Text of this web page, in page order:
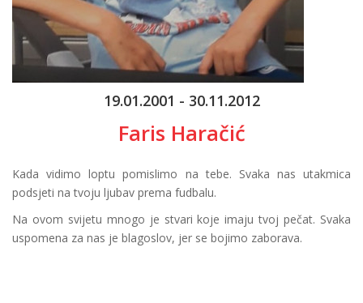
19.01.2001 - 30.11.2012
Faris Haračić
Kada vidimo loptu pomislimo na tebe. Svaka nas utakmica
podsjeti na tvoju ljubav prema fudbalu.
Na ovom svijetu mnogo je stvari koje imaju tvoj pečat. Svaka
uspomena za nas je blagoslov, jer se bojimo zaborava.